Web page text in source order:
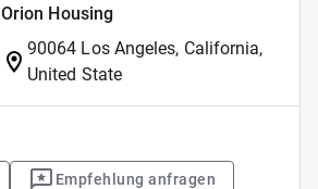
Orion Housing
90064 Los Angeles, California,
United State
Empfehlung anfragen